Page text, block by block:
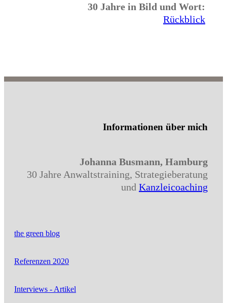
30 Jahre in Bild und Wort:
Rückblick
Informationen über mich
Johanna Busmann, Hamburg
30 Jahre Anwaltstraining, Strategieberatung
und Kanzleicoaching
the green blog
Referenzen 2020
Interviews - Artikel